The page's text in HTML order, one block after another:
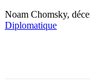
Noam Chomsky,
Diplomatique